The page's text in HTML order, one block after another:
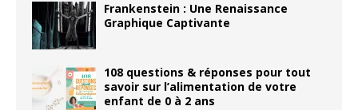
Frankenstein : Une Renaissance
Graphique Captivante
108 questions & réponses pour tout
savoir sur l’alimentation de votre
enfant de 0 à 2 ans